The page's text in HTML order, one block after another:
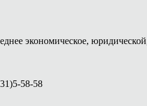
экономическое,
58-58